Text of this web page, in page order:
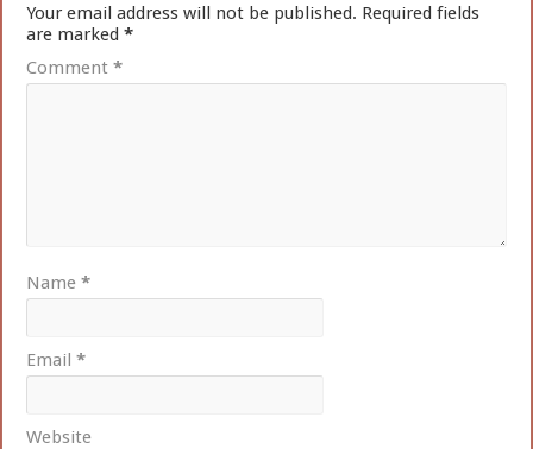
Your email address will not be published. Required fields
are marked*
Comment*
Name*
Email*
Website